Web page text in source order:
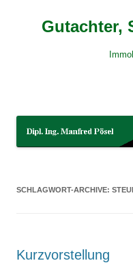
Gutachter,
SCHLAGWORT-ARCHIVE:
Kurzvorstellung